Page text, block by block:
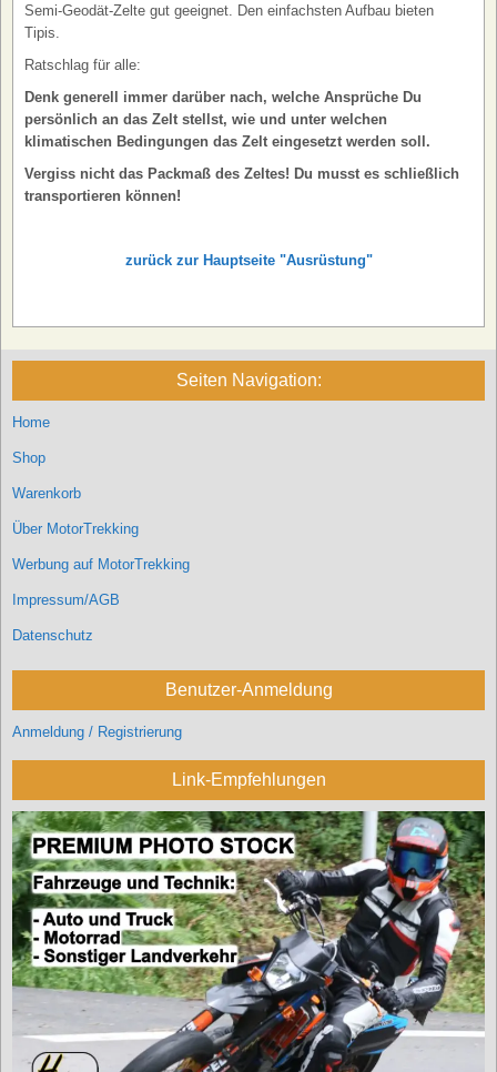
Semi-Geodät-Zelte gut geeignet. Den einfachsten Aufbau bieten
Tipis.
Ratschlag für alle:
Denk generell immer darüber nach, welche Ansprüche Du
persönlich an das Zelt stellst, wie und unter welchen
klimatischen Bedingungen das Zelt eingesetzt werden soll.
Vergiss nicht das Packmaß des Zeltes! Du musst es schließlich
transportieren können!
zurück zur Hauptseite "Ausrüstung"
Seiten Navigation:
Home
Shop
Warenkorb
Über MotorTrekking
Werbung auf MotorTrekking
Impressum/AGB
Datenschutz
Benutzer-Anmeldung
Anmeldung / Registrierung
Link-Empfehlungen